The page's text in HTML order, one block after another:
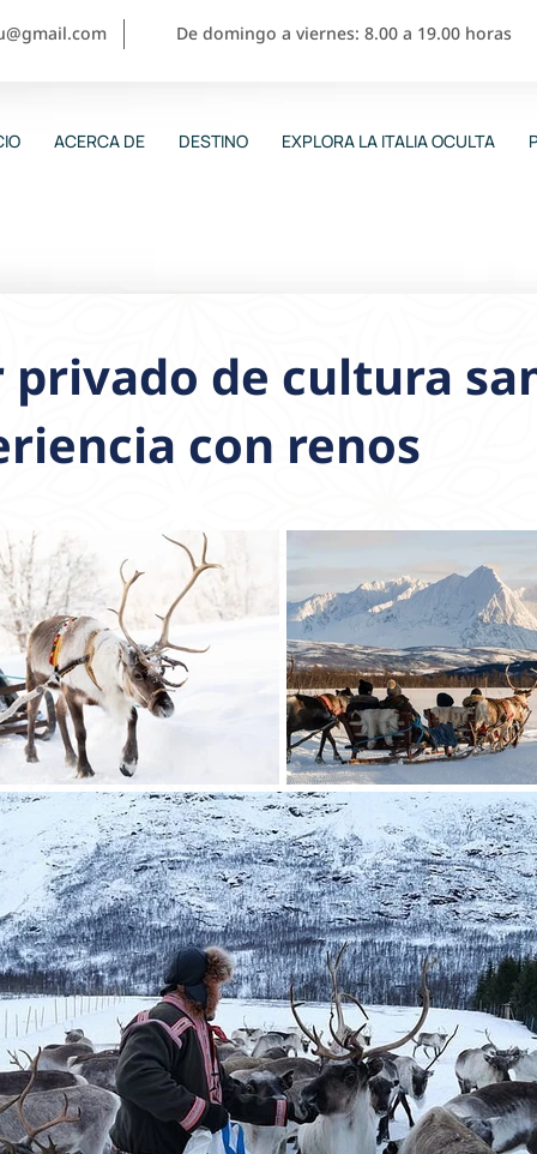
De domingo a viernes: 8.00 a 19.00 horas
ACERCA DE DESTINO EXPLORA LA ITALIA OCULTA
privado de cultura
con renos